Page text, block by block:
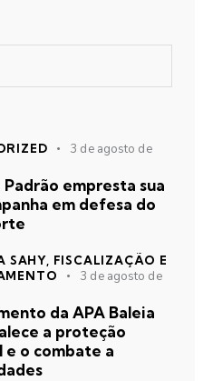
3 de agosto de
Padrão empresta sua
em defesa do
SAHY, FISCALIZAÇÃO E
3 de agosto de
da APA Baleia
a proteção
e o combate a